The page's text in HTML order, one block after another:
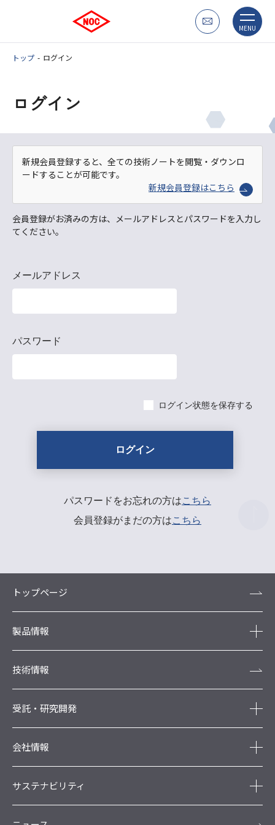
MENU
トップ ログイン
ログイン
新規会員登録すると、全ての技術ノートを閲覧・ダウンロ
ードすることが可能です。
新規会員登録はこちら
会員登録がお済みの方は、メールアドレスとパスワードを入力し
てください。
メールアドレス
パスワード
ログイン状態を保存する
パスワードをお忘れの方はこちら
会員登録がまだの方はこちら
トップページ
製品情報
技術情報
受託・研究開発
会社情報
サステナビリティ